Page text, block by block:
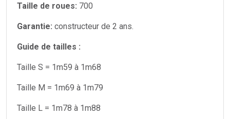
Taille de roues: 700
Garantie: constructeur de 2 ans.
Guide de tailles :
Taille S = 1m59 à 1m68
Taille M = 1m69 à 1m79
Taille L = 1m78 à 1m88